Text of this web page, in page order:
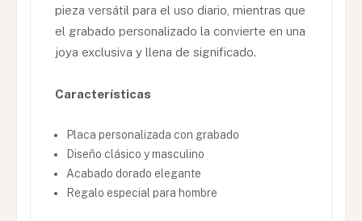
pieza versátil para el uso diario, mientras que
el grabado personalizado la convierte en una
joya exclusiva y llena de significado.
Características
Placa personalizada con grabado
Diseño clásico y masculino
Acabado dorado elegante
Regalo especial para hombre